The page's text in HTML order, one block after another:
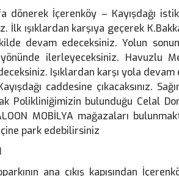
dönerek İçerenköy – Kayışdağı
İlk ışıklardan karşıya geçerek
devam edeceksiniz. Yolun
ilerleyeceksiniz. Havuzlu
Işıklardan karşı yola
caddesine çıkacaksınız.
Polikliniğimizin bulunduğu Celal
MOBİLYA mağazaları
park edebilirsiniz
ana çıkış kapısından